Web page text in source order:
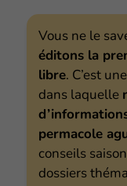
Vous ne le
éditons la
libre. C’est
dans laquelle
permacole
conseils
dossiers